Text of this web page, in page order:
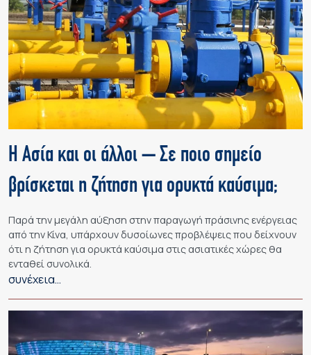
Η Ασία και οι άλλοι – Σε ποιο σημείο
βρίσκεται η ζήτηση για ορυκτά καύσιμα;
Παρά την μεγάλη αύξηση στην παραγωγή πράσινης ενέργειας
από την Κίνα, υπάρχουν δυσοίωνες προβλέψεις που δείχνουν
ότι η ζήτηση για ορυκτά καύσιμα στις ασιατικές χώρες θα
ενταθεί συνολικά.
συνέχεια…